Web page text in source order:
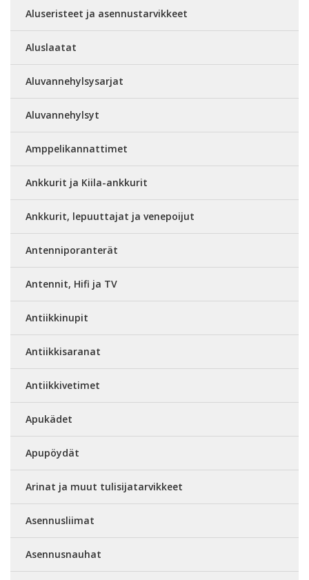
Aluseristeet ja asennustarvikkeet
Aluslaatat
Aluvannehylsysarjat
Aluvannehylsyt
Amppelikannattimet
Ankkurit ja Kiila-ankkurit
Ankkurit, lepuuttajat ja venepoijut
Antenniporanterät
Antennit, Hifi ja TV
Antiikkinupit
Antiikkisaranat
Antiikkivetimet
Apukädet
Apupöydät
Arinat ja muut tulisijatarvikkeet
Asennusliimat
Asennusnauhat